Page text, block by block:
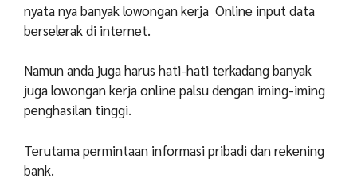
nyata nya banyak lowongan kerja Online input data
berselerak di internet.
Namun anda juga harus hati-hati terkadang banyak
juga lowongan kerja online palsu dengan iming-iming
penghasilan tinggi.
Terutama permintaan informasi pribadi dan rekening
bank.